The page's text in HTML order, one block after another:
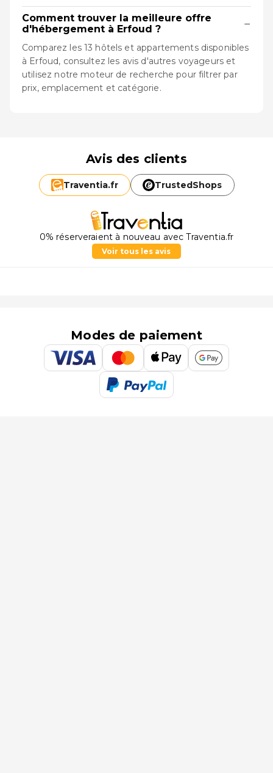
Comment trouver la meilleure offre
d'hébergement à Erfoud ?
−
Comparez les 13 hôtels et appartements disponibles
à Erfoud, consultez les avis d'autres voyageurs et
utilisez notre moteur de recherche pour filtrer par
prix, emplacement et catégorie.
Avis des clients
Traventia.fr TrustedShops
0% réserveraient à nouveau avec Traventia.fr
Voir tous les avis
Modes de paiement